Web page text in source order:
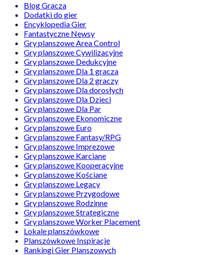
Blog Gracza
Dodatki do gier
Encyklopedia Gier
Fantastyczne Newsy
Gry planszowe Area Control
Gry planszowe Cywilizacyjne
Gry planszowe Dedukcyjne
Gry planszowe Dla 1 gracza
Gry planszowe Dla 2 graczy
Gry planszowe Dla dorosłych
Gry planszowe Dla Dzieci
Gry planszowe Dla Par
Gry planszowe Ekonomiczne
Gry planszowe Euro
Gry planszowe Fantasy/RPG
Gry planszowe Imprezowe
Gry planszowe Karciane
Gry planszowe Kooperacyjne
Gry planszowe Kościane
Gry planszowe Legacy
Gry planszowe Przygodowe
Gry planszowe Rodzinne
Gry planszowe Strategiczne
Gry planszowe Worker Placement
Lokale planszówkowe
Planszówkowe Inspiracje
Rankingi Gier Planszowych